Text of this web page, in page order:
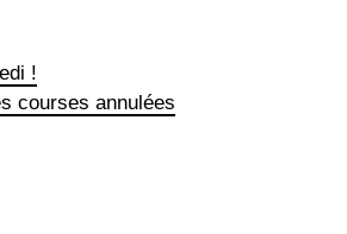
!
courses annulées